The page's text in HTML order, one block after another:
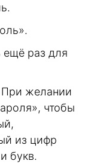
ещё раз для
При желании
чтобы
из цифр
букв.